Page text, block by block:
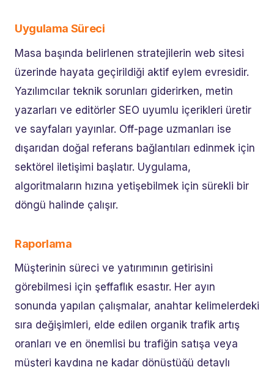
Uygulama Süreci
Masa başında belirlenen stratejilerin web sitesi
üzerinde hayata geçirildiği aktif eylem evresidir.
Yazılımcılar teknik sorunları giderirken, metin
yazarları ve editörler SEO uyumlu içerikleri üretir
ve sayfaları yayınlar. Off-page uzmanları ise
dışarıdan doğal referans bağlantıları edinmek için
sektörel iletişimi başlatır. Uygulama,
algoritmaların hızına yetişebilmek için sürekli bir
döngü halinde çalışır.
Raporlama
Müşterinin süreci ve yatırımının getirisini
görebilmesi için şeffaflık esastır. Her ayın
sonunda yapılan çalışmalar, anahtar kelimelerdeki
sıra değişimleri, elde edilen organik trafik artış
oranları ve en önemlisi bu trafiğin satışa veya
müşteri kaydına ne kadar dönüştüğü detaylı